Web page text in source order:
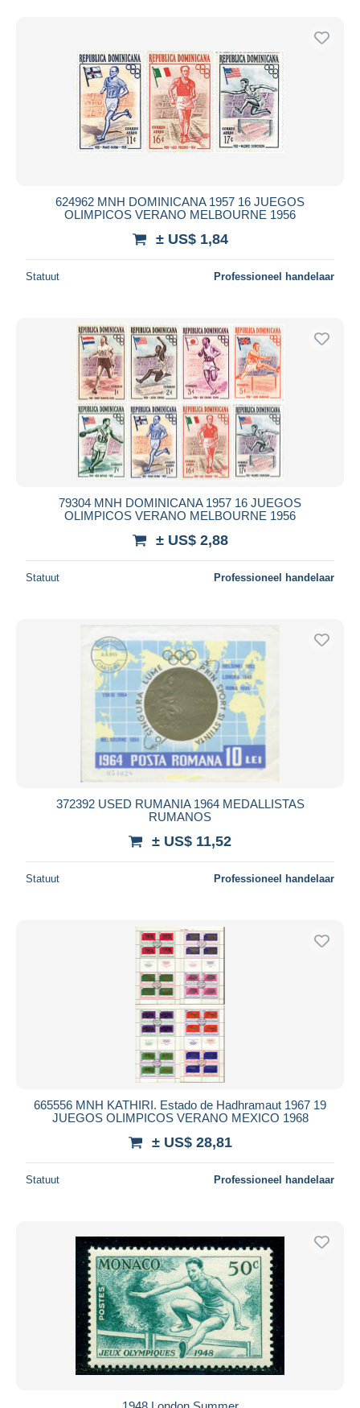
624962 MNH DOMINICANA 1957 16 JUEGOS
OLIMPICOS VERANO MELBOURNE 1956
± US$ 1,84
Statuut Professioneel handelaar
79304 MNH DOMINICANA 1957 16 JUEGOS
OLIMPICOS VERANO MELBOURNE 1956
± US$ 2,88
Statuut Professioneel handelaar
372392 USED RUMANIA 1964 MEDALLISTAS
RUMANOS
± US$ 11,52
Statuut Professioneel handelaar
665556 MNH KATHIRI. Estado de Hadhramaut 1967 19
JUEGOS OLIMPICOS VERANO MEXICO 1968
± US$ 28,81
Statuut Professioneel handelaar